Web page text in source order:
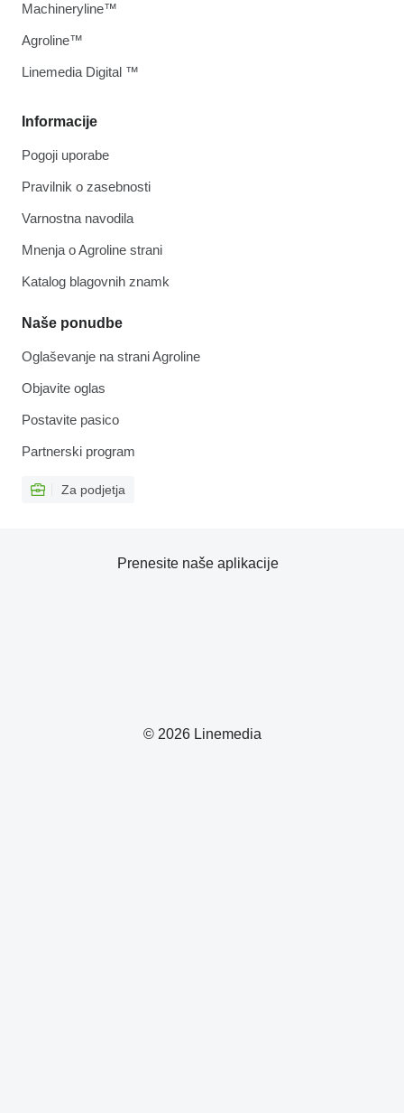
Informacije
Pogoji uporabe
Pravilnik o zasebnosti
Varnostna navodila
Mnenja o Agroline strani
Katalog blagovnih znamk
Naše ponudbe
Oglaševanje na strani Agroline
Objavite oglas
Postavite pasico
Partnerski program
Za podjetja
Machineryline™
Agroline™
Linemedia Digital ™
© 2026 Linemedia
Prenesite naše aplikacije